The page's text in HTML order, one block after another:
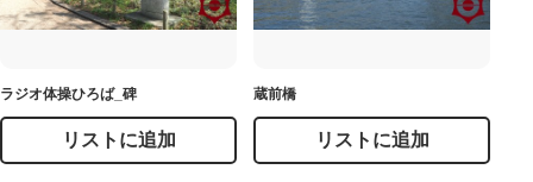
ラジオ体操ひろば_碑
リストに追加
蔵前橋
リストに追加